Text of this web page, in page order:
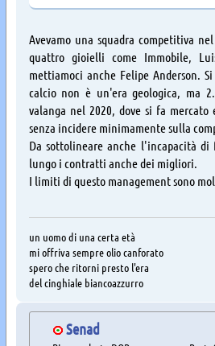
Avevamo una squadra competitiva
quattro gioielli come Immobile,
mettiamoci anche Felipe Anderson.
calcio non è un'era geologica, ma
valanga nel 2020, dove si fa mercato
senza incidere minimamente sulla
Da sottolineare anche l'incapacità di
lungo i contratti anche dei migliori.
I limiti di questo management sono
un uomo di una certa età
mi offriva sempre olio canforato
spero che ritorni presto l'era
del cinghiale biancoazzurro
Senad